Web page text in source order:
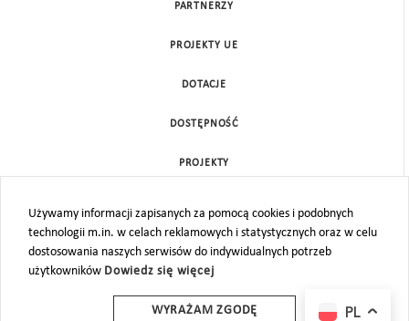
Używamy informacji zapisanych za pomocą cookies i podobnych
technologii m.in. w celach reklamowych i statystycznych oraz w celu
dostosowania naszych serwisów do indywidualnych potrzeb
użytkowników Dowiedz się więcej
WYRAŻAM ZGODĘ
PARTNERZY
PROJEKTY UE
DOTACJE
DOSTĘPNOŚĆ
PROJEKTY
MAPA STRONY
PL